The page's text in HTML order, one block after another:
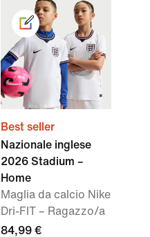
Best seller
Nazionale inglese
2026 Stadium –
Home
Maglia da calcio Nike
Dri-FIT – Ragazzo/a
84,99 €